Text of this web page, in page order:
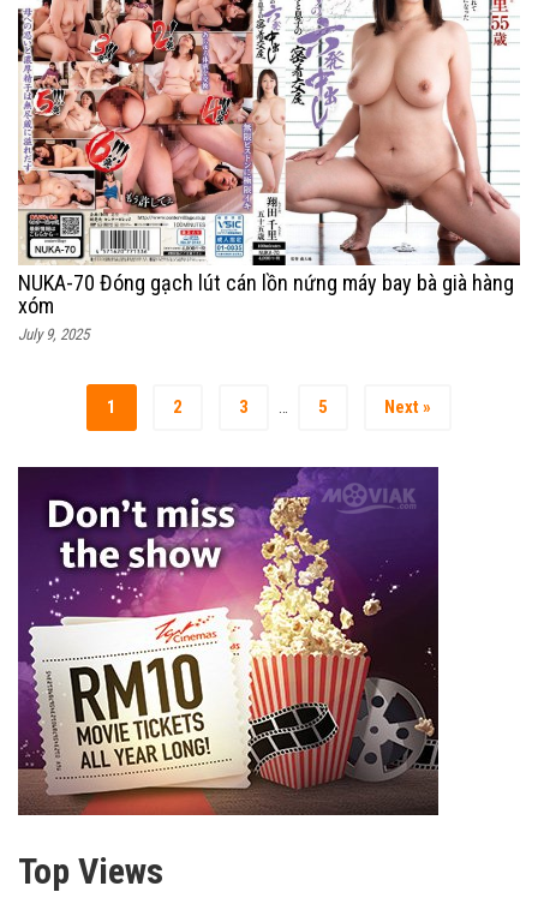
NUKA-70 Đóng gạch lút cán lồn nứng máy bay bà già hàng
xóm
July 9, 2025
1 2 3 5 Next »
Top Views